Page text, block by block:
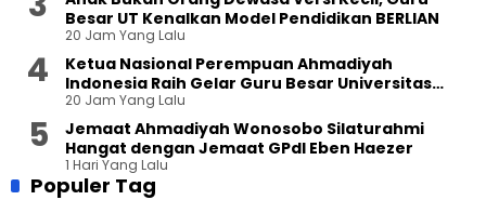
Besar UT Kenalkan Model Pendidikan BERLIAN
20 Jam Yang Lalu
Ketua Nasional Perempuan Ahmadiyah
Indonesia Raih Gelar Guru Besar Universitas
Terbuka
20 Jam Yang Lalu
Jemaat Ahmadiyah Wonosobo Silaturahmi
Hangat dengan Jemaat GPdI Eben Haezer
1 Hari Yang Lalu
Populer Tag